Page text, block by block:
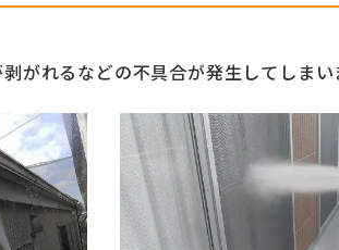
がれるなどの不具合が発生してしまい